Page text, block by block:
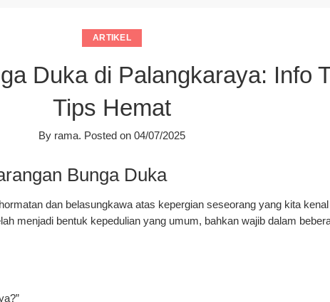
ARTIKEL
Duka di Palangkaraya: Info
Tips Hemat
By rama. Posted on 04/07/2025
Bunga Duka
dan belasungkawa atas kepergian seseorang yang kita
menjadi bentuk kepedulian yang umum, bahkan wajib dalam